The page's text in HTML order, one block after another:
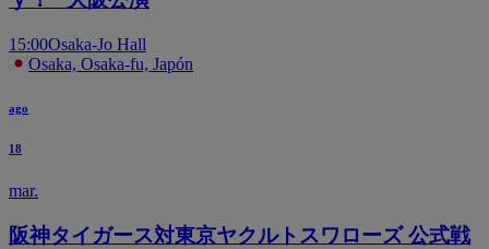
15:00Osaka-Jo Hall
Osaka, Osaka-fu, Japón
ago
18
mar.
阪神タイガース対東京ヤクルトスワローズ 公式戦